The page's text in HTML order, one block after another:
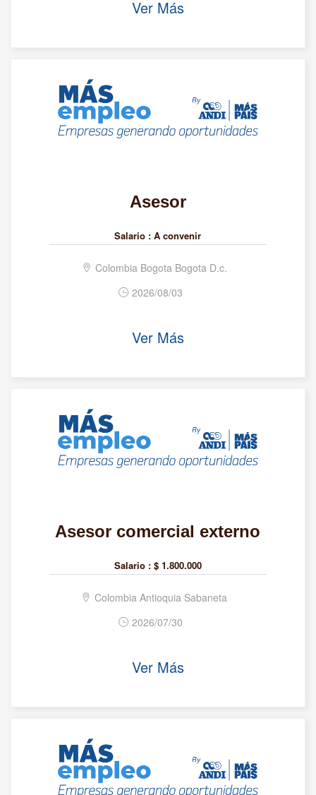
Ver Más
Asesor
Salario : A convenir
Colombia Bogota Bogota D.c.
2026/08/03
Ver Más
Asesor comercial externo
Salario : $ 1.800.000
Colombia Antioquia Sabaneta
2026/07/30
Ver Más